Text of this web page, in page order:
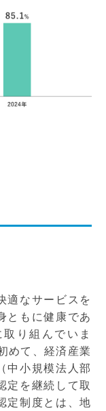
適なサービスを
ともに健康であ
り組んでいま
めて、経済産業
中小規模法人部
定を継続して取
定制度とは、地